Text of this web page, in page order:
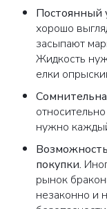
Постоянный
хорошо
засыпают
Жидкость
елки
нужно
покупки.
рынок
незаконно и